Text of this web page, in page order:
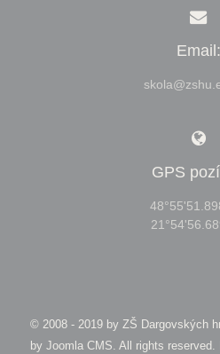
Email:
GPS
© 2008 - 2019 by ZŠ Dargovských
by Joomla CMS. All rights reserved.